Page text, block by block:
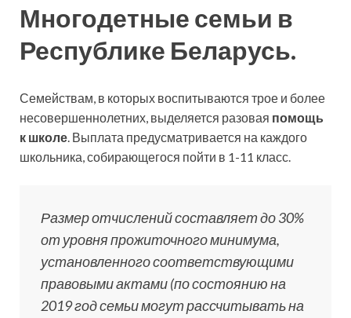
Многодетные семьи в
Республике Беларусь.
Семействам, в которых воспитываются трое и более
несовершеннолетних, выделяется разовая помощь
к школе. Выплата предусматривается на каждого
школьника, собирающегося пойти в 1-11 класс.
Размер отчислений составляет до 30%
от уровня прожиточного минимума,
установленного соответствующими
правовыми актами (по состоянию на
2019 год семьи могут рассчитывать на